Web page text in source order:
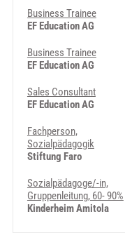
Business Trainee
EF Education AG
Business Trainee
EF Education AG
Sales Consultant
EF Education AG
Fachperson,
Sozialpädagogik
Stiftung Faro
Sozialpädagoge/-in,
Gruppenleitung, 60- 90%
Kinderheim Amitola